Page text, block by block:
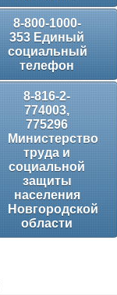
8-800-1000-
353 Единый
социальный
телефон
8-816-2-
774003,
775296
Министерство
труда и
социальной
защиты
населения
Новгородской
области